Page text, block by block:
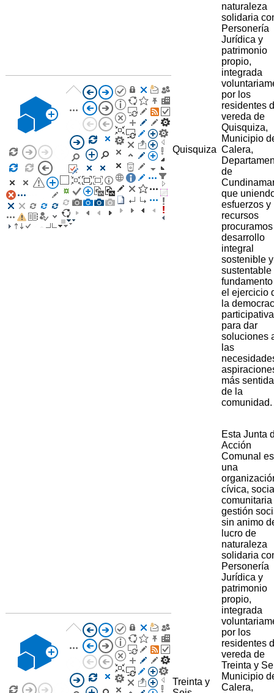
Quisquiza
naturaleza
solidaria
Personería
Jurídica y
patrimonio
propio,
integrada
por los
residentes
vereda de
Quisquiza,
Municipio
Calera,
de
que
esfuerzos y
recursos
desarrollo
integral
sostenible y
sustentable
el ejercicio
la
para dar
soluciones
las
más
de la
comunidad.​​​​
Treinta y
​​Esta Junta
Acción
Comunal es
una
cívica,
comunitaria
gestión
sin animo
lucro de
naturaleza
solidaria
Personería
Jurídica y
patrimonio
propio,
integrada
por los
residentes
vereda de
Treinta y
Municipio
Calera,